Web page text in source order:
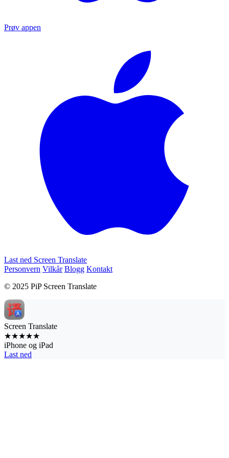
Prøv appen
Last ned Screen Translate
Personvern Vilkår Blogg Kontakt
© 2025 PiP Screen Translate
Screen Translate
★★★★★
iPhone og iPad
Last ned